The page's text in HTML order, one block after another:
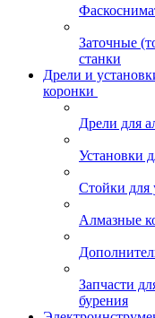
Заточные
станки
Дрели и
коронки
Дрели для
Установки
Стойки для
Алмазные
Запчасти
бурения